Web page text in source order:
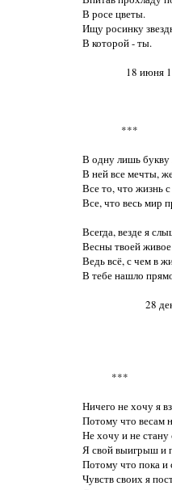
В росе цветы.
Ищу росинку
В которой - ты.
18
                ***
В одну лишь
В ней все мечты,
Все то, что жизнь
Все, что весь мир
Всегда, везде я
Весны твоей
Ведь всё, с чем в
В тебе нашло
            ***
Ничего не хочу я
Потому что весам
Не хочу и не
Я свой выигрыш и
Потому что пока
Чувств своих я